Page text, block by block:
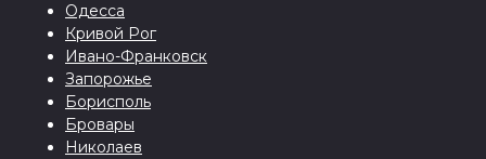
Одесса
Кривой Рог
Ивано-Франковск
Запорожье
Борисполь
Бровары
Николаев